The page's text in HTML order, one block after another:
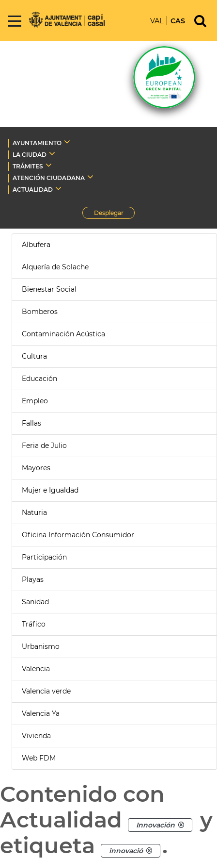
VAL CAS
AYUNTAMIENTO
LA CIUDAD
TRÁMITES
ATENCIÓN CIUDADANA
ACTUALIDAD
Desplegar
Albufera
Alquería de Solache
Bienestar Social
Bomberos
Contaminación Acústica
Cultura
Educación
Empleo
Fallas
Feria de Julio
Mayores
Mujer e Igualdad
Naturia
Oficina Información Consumidor
Participación
Playas
Sanidad
Tráfico
Urbanismo
Valencia
Valencia verde
Valencia Ya
Vivienda
Web FDM
Contenido con
Actualidad
Innovación
y
etiqueta
innovació .